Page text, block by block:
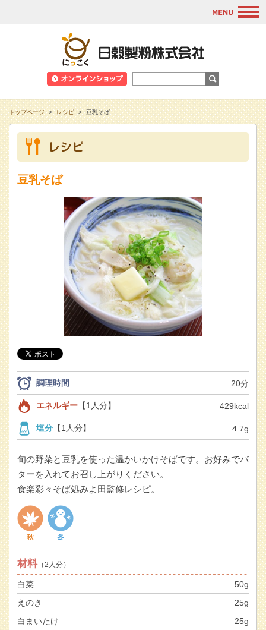
トップページ > レシピ > 豆乳そば
豆乳そば
調理時間 20分
エネルギー【1人分】 429kcal
塩分【1人分】 4.7g
旬の野菜と豆乳を使った温かいかけそばです。お好みでバ
ターを入れてお召し上がりください。
食楽彩々そば処みよ田監修レシピ。
材料（2人分）
白菜
50g
えのき
25g
白まいたけ
25g